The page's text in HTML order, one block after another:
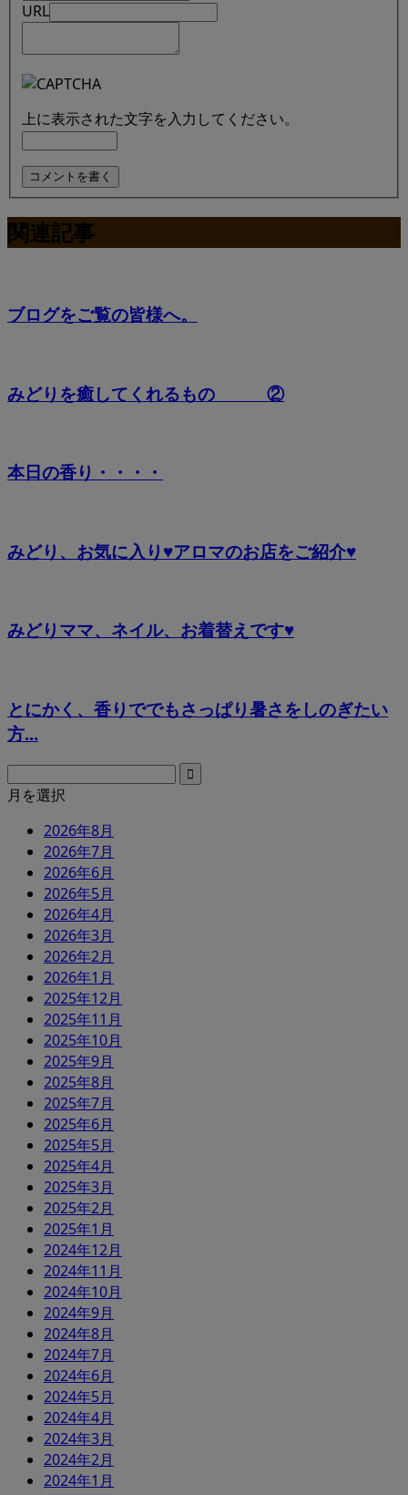
URL
上に表示された文字を入力してください。
関連記事
ブログをご覧の皆様へ。
みどりを癒してくれるもの ②
本日の香り・・・・
みどり、お気に入り♥アロマのお店をご紹介♥
みどりママ、ネイル、お着替えです♥
とにかく、香りででもさっぱり暑さをしのぎたい
方...
月を選択
2026年8月
2026年7月
2026年6月
2026年5月
2026年4月
2026年3月
2026年2月
2026年1月
2025年12月
2025年11月
2025年10月
2025年9月
2025年8月
2025年7月
2025年6月
2025年5月
2025年4月
2025年3月
2025年2月
2025年1月
2024年12月
2024年11月
2024年10月
2024年9月
2024年8月
2024年7月
2024年6月
2024年5月
2024年4月
2024年3月
2024年2月
2024年1月